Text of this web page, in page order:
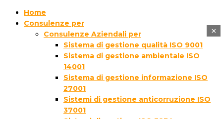
Home
Consulenze per
Consulenze Aziendali per
Sistema di gestione qualità ISO 9001
Sistema di gestione ambientale ISO
14001
Sistema di gestione informazione ISO
27001
Sistemi di gestione anticorruzione ISO
37001
×